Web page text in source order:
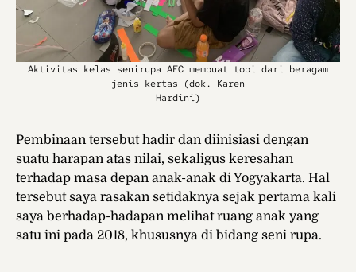
Aktivitas kelas senirupa AFC membuat topi dari beragam
jenis kertas (dok. Karen
Hardini)
Pembinaan tersebut hadir dan diinisiasi dengan
suatu harapan atas nilai, sekaligus keresahan
terhadap masa depan anak-anak di Yogyakarta. Hal
tersebut saya rasakan setidaknya sejak pertama kali
saya berhadap-hadapan melihat ruang anak yang
satu ini pada 2018, khususnya di bidang seni rupa.